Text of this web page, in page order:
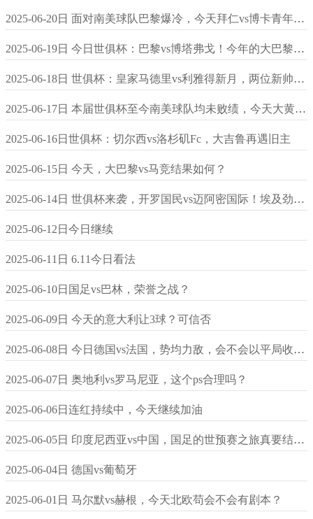
2025-06-20日 面对南美球队巴黎爆冷，今天拜仁vs博卡青年，还会爆冷？
2025-06-19日 今日世俱杯：巴黎vs博塔弗戈！今年的大巴黎，谁来都得躺？
2025-06-18日 世俱杯：皇家马德里vs利雅得新月，两位新帅的交锋
2025-06-17日 本届世俱杯至今南美球队均未败绩，今天大黄蜂能否取胜？
2025-06-16日世俱杯：切尔西vs洛杉矶Fc，大吉鲁再遇旧主
2025-06-15日 今天，大巴黎vs马竞结果如何？
2025-06-14日 世俱杯来袭，开罗国民vs迈阿密国际！埃及劲旅面对东道主是否哑火？
2025-06-12日今日继续
2025-06-11日 6.11今日看法
2025-06-10日国足vs巴林，荣誉之战？
2025-06-09日 今天的意大利让3球？可信否
2025-06-08日 今日德国vs法国，势均力敌，会不会以平局收尾？
2025-06-07日 奥地利vs罗马尼亚，这个ps合理吗？
2025-06-06日连红持续中，今天继续加油
2025-06-05日 印度尼西亚vs中国，国足的世预赛之旅真要结束了吗？
2025-06-04日 德国vs葡萄牙
2025-06-01日 马尔默vs赫根，今天北欧苟会不会有剧本？